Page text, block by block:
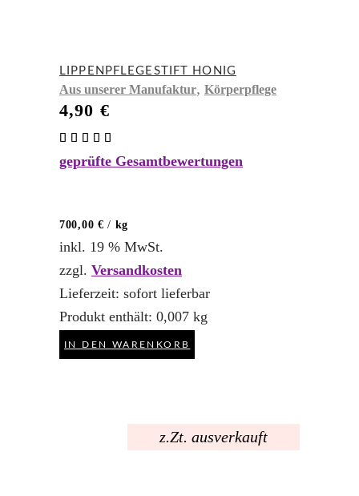
LIPPENPFLEGESTIFT HONIG
Aus unserer Manufaktur, Körperpflege
4,90 €
5.00
geprüfte Gesamtbewertungen
700,00 € / kg
inkl. 19 % MwSt.
zzgl. Versandkosten
Lieferzeit: sofort lieferbar
Produkt enthält: 0,007 kg
IN DEN WARENKORB
z.Zt. ausverkauft